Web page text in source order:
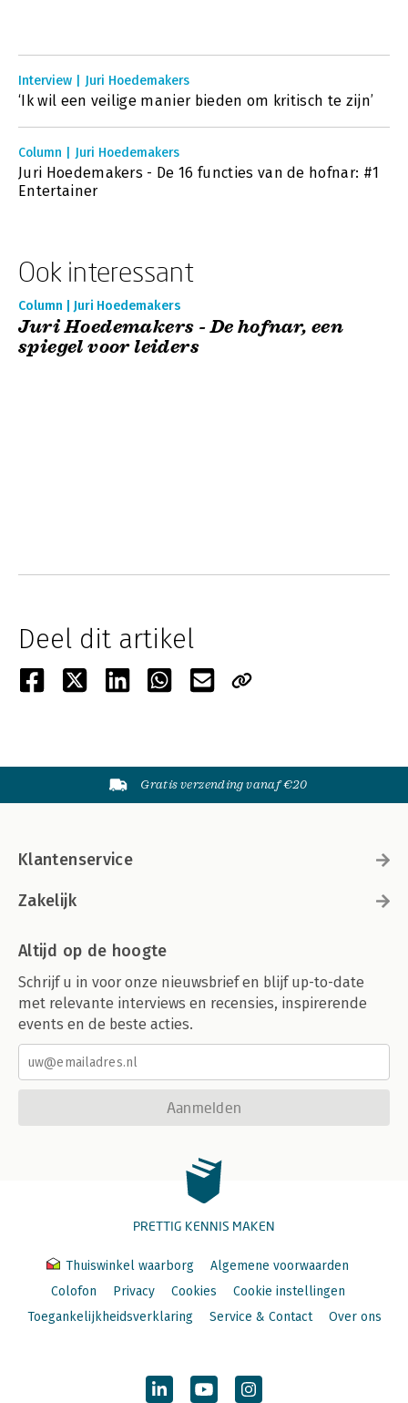
Interview | Juri Hoedemakers
‘Ik wil een veilige manier bieden om kritisch te zijn’
Column | Juri Hoedemakers
Juri Hoedemakers - De 16 functies van de hofnar: #1
Entertainer
Ook interessant
Column | Juri Hoedemakers
Juri Hoedemakers - De hofnar, een
spiegel voor leiders
Deel dit artikel
Gratis verzending vanaf €20
Klantenservice
Zakelijk
Altijd op de hoogte
Schrijf u in voor onze nieuwsbrief en blijf up-to-date
met relevante interviews en recensies, inspirerende
events en de beste acties.
Aanmelden
PRETTIG KENNIS MAKEN
Thuiswinkel waarborg
Algemene voorwaarden
Colofon
Privacy Cookies
Cookie instellingen
Toegankelijkheidsverklaring
Service & Contact Over ons